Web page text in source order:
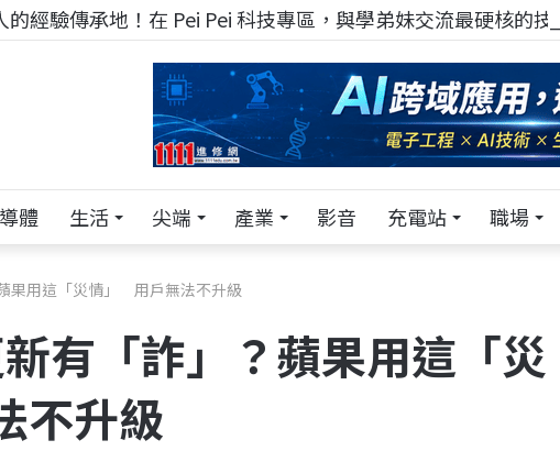
的經驗傳承地！在 Pei Pei 科技專區，與學弟妹交流最硬核的技術
體 生活 尖端 產業 影音 充電站 職場
果用這「災情」 用戶無法不升級
有「詐」？蘋果用這「災
不升級